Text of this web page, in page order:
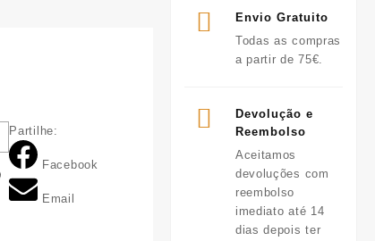
Partilhe:
Facebook
Email
Envio Gratuito
Todas as compras
a partir de 75€.
Devolução e
Reembolso
Aceitamos
devoluções com
reembolso
imediato até 14
dias depois ter